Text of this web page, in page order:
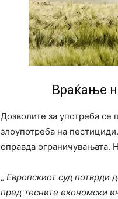
Враќање
Дозволите за употреба се
злоупотреба на
оправда ограничувањата.
„ Европскиот суд потврди
пред тесните економски